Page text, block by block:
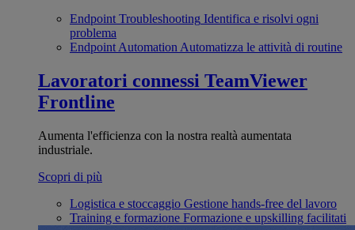
Endpoint Troubleshooting Identifica e risolvi ogni
problema
Endpoint Automation Automatizza le attività di routine
Lavoratori connessi TeamViewer
Frontline
Aumenta l'efficienza con la nostra realtà aumentata
industriale.
Scopri di più
Logistica e stoccaggio Gestione hands-free del lavoro
Training e formazione Formazione e upskilling facilitati